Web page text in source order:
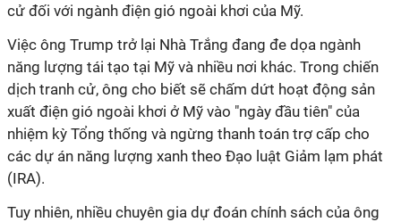
cử đối với ngành điện gió ngoài khơi của Mỹ.
Việc ông Trump trở lại Nhà Trắng đang đe dọa ngành
năng lượng tái tạo tại Mỹ và nhiều nơi khác. Trong chiến
dịch tranh cử, ông cho biết sẽ chấm dứt hoạt động sản
xuất điện gió ngoài khơi ở Mỹ vào "ngày đầu tiên" của
nhiệm kỳ Tổng thống và ngừng thanh toán trợ cấp cho
các dự án năng lượng xanh theo Đạo luật Giảm lạm phát
(IRA).
Tuy nhiên, nhiều chuyên gia dự đoán chính sách của ông